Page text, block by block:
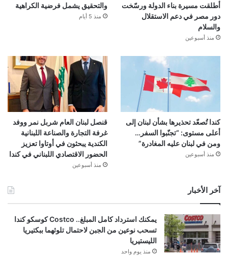
أطلقت مسيرة بناء الدولة ورسّخت
دور مصر في دعم الاستقلال
والسلام
منذ أسبوعين
والتحقيق يشمل فرضية الكراهية
منذ 5 أيام
كندا تُصعّد تحذيرها بشأن لبنان إلى
أعلى مستوى: “تجنّبوا السفر…
ومن في لبنان عليه المغادرة”
منذ أسبوعين
قنصل لبنان العام شربل نمر ووفد
غرفة التجارة والصناعة اللبنانية
الكندية يبحثون في أوتاوا تعزيز
الحضور الاقتصادي اللبناني في كندا
منذ أسبوعين
آخر الأخبار
يمكنك استرداد كامل المبلغ.. Costco كوسكو كندا
تسحب نوعين من الجبن لاحتمال تلوثهما ببكتيريا
الليستيريا
منذ يوم واحد